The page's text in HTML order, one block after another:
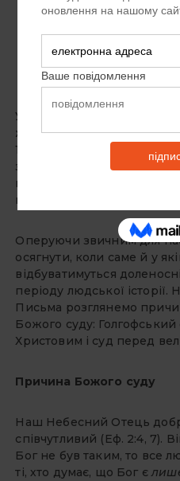
Чи буде суд! Чи буде
У Біблії написано, що всі
жили на землі,
14:12; Дії 17:31). Гряде суд,
законами вічного
кожної людини: або вічне
муки.
Оперуючи звичним для
осягнути, коли саме й у
відбуватимуться
періоду людської історії.
Письма розглянемо
Божого суду:
Христовим і суд перед
Причина Божого суду
Наш Небесний Отець
співчутливий (Еф. 2:4, 7).
Бог не був таким, то все
ті, хто думає, що Бог є